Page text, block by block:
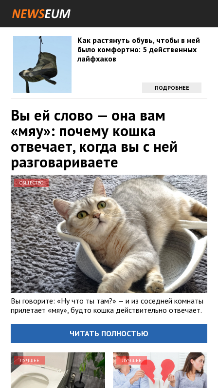
Как растянуть обувь, чтобы в ней
было комфортно: 5 действенных
лайфхаков
ПОДРОБНЕЕ
Вы ей слово — она вам
«мяу»: почему кошка
отвечает, когда вы с ней
разговариваете
ОБЩЕСТВО
Вы говорите: «Ну что ты там?» — и из соседней комнаты
прилетает «мяу», будто кошка действительно отвечает.
ЧИТАТЬ ПОЛНОСТЬЮ
ЛУЧШЕЕ ЛУЧШЕЕ